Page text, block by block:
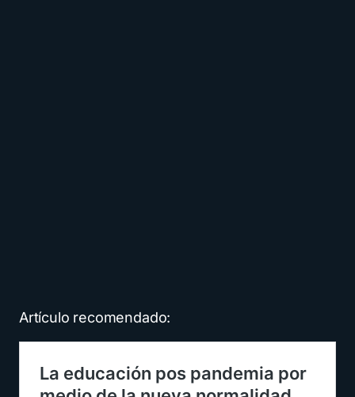
Artículo recomendado: